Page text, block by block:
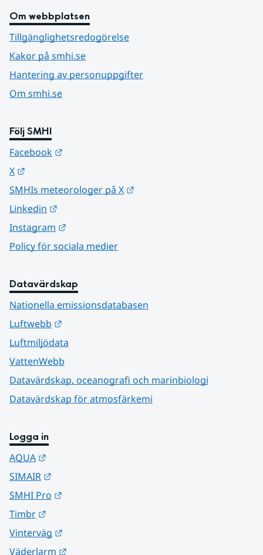
Om webbplatsen
Tillgänglighetsredogörelse
Kakor på smhi.se
Hantering av personuppgifter
Om smhi.se
Följ SMHI
Facebook
X
SMHIs meteorologer på X
Linkedin
Instagram
Policy för sociala medier
Datavärdskap
Nationella emissionsdatabasen
Luftwebb
Luftmiljödata
VattenWebb
Datavärdskap, oceanografi och marinbiologi
Datavärdskap för atmosfärkemi
Logga in
AQUA
SIMAIR
SMHI Pro
Timbr
Vinterväg
Väderlarm